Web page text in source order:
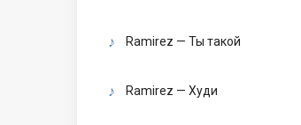
Ramirez — Ты такой
Ramirez — Худи